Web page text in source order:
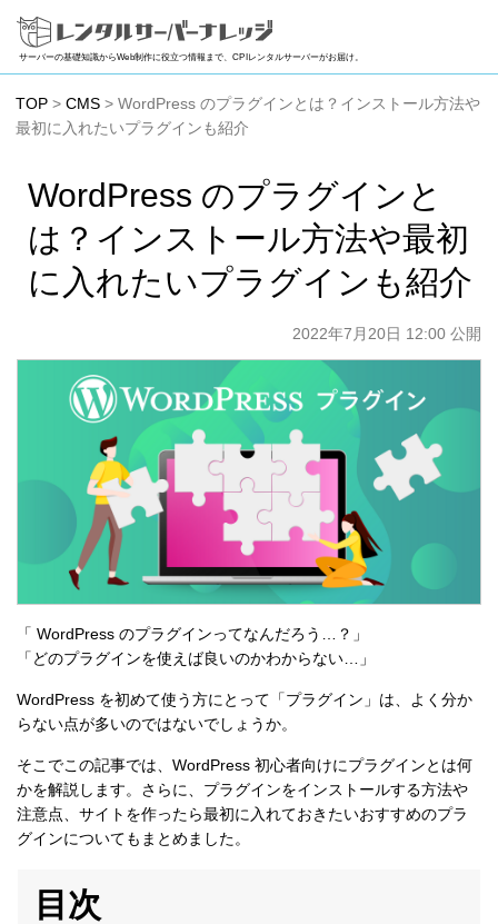
サーバーの基礎知識からWeb制作に役立つ情報まで、CPIレンタルサーバーがお届け。
TOP > CMS > WordPress のプラグインとは？インストール方法や
最初に入れたいプラグインも紹介
WordPress のプラグインと
は？インストール方法や最初
に入れたいプラグインも紹介
2022年7月20日 12:00 公開
「 WordPress のプラグインってなんだろう…？」
「どのプラグインを使えば良いのかわからない…」
WordPress を初めて使う方にとって「プラグイン」は、よく分か
らない点が多いのではないでしょうか。
そこでこの記事では、WordPress 初心者向けにプラグインとは何
かを解説します。さらに、プラグインをインストールする方法や
注意点、サイトを作ったら最初に入れておきたいおすすめのプラ
グインについてもまとめました。
目次